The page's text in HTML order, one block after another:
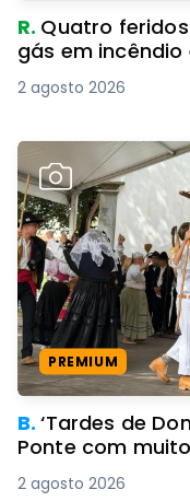
R. Quatro
gás em
2 agosto 2026
PREMIUM
B.‘Tardes de
Ponte com
2 agosto 2026